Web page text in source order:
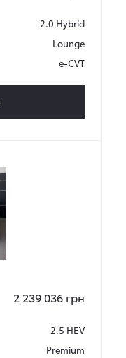
2.0 Hybrid
Lounge
e-CVT
2 239 036 грн
2.5 HEV
Premium